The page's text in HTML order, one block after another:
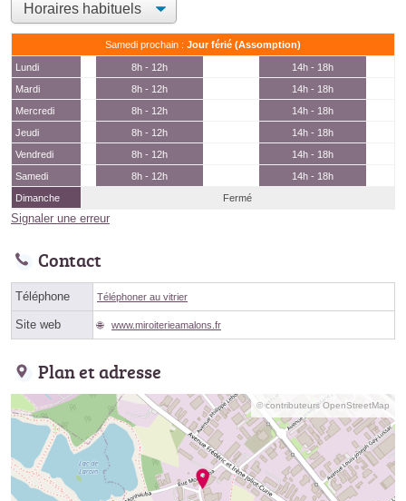
Samedi prochain : Jour férié (Assomption)
Lundi 8h - 12h
14h - 18h
Mardi
8h - 12h
14h - 18h
Mercredi
8h - 12h
14h - 18h
Jeudi
8h - 12h
14h - 18h
Vendredi
8h - 12h
14h - 18h
Samedi
8h - 12h
14h - 18h
Dimanche
Fermé
Signaler une erreur
Contact
Téléphone Téléphoner au vitrier
Site web www.miroiterieamalons.fr
Plan et adresse
© contributeurs OpenStreetMap